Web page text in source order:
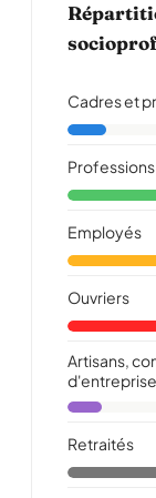
Cadres et
Employés
Ouvriers
Artisans,
d'entreprise
Retraités